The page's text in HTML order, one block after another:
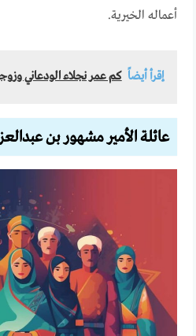
أعماله الخيرية.
إقرأ أيضاً كم عمر نجلاء الودعاني
عائلة الأمير مشهور بن